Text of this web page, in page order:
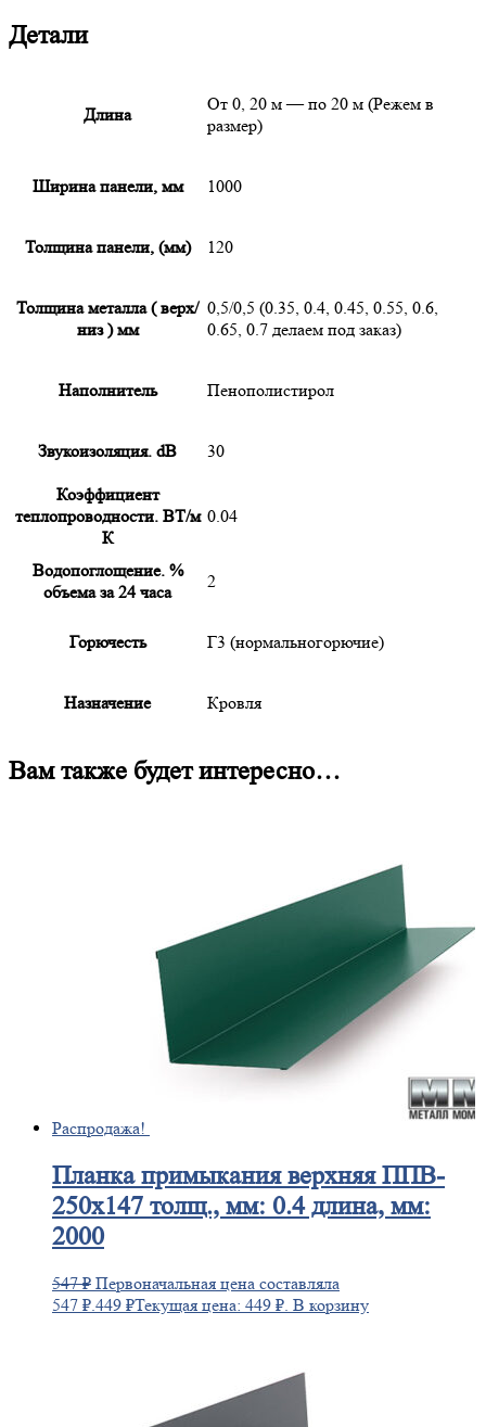
Детали
Длина
От 0, 20 м — по 20 м (Режем в
размер)
Ширина панели, мм 1000
Толщина панели, (мм) 120
Толщина металла ( верх/
низ ) мм
0,5/0,5 (0.35, 0.4, 0.45, 0.55, 0.6,
0.65, 0.7 делаем под заказ)
Наполнитель Пенополистирол
Звукоизоляция. dB 30
Коэффициент
теплопроводности. ВТ/м
К
0.04
Водопоглощение. %
объема за 24 часа
2
Горючесть Г3 (нормальногорючие)
Назначение Кровля
Вам также будет интересно…
Распродажа!
Планкапримыкания верхняя ППВ-
250х147 толщ., мм: 0.4 длина, мм:
2000
547₽ Первоначальная цена составляла
547 ₽.449 ₽Текущая цена: 449 ₽. В корзину